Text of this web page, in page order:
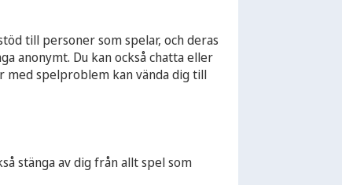
till personer som spelar, och deras
anonymt. Du kan också chatta eller
med spelproblem kan vända dig till
stänga av dig från allt spel som